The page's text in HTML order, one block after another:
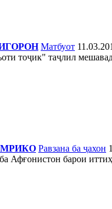
Матбуот
тоҷик" таҷлил
Равзана ба ҷахон
Афғонистон барои